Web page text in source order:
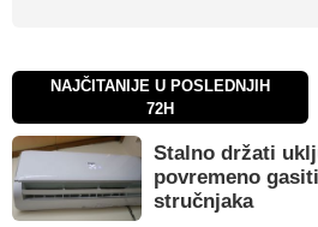
NAJČITANIJE U POSLEDNJIH
72H
Stalno držati
povremeno
stručnjaka